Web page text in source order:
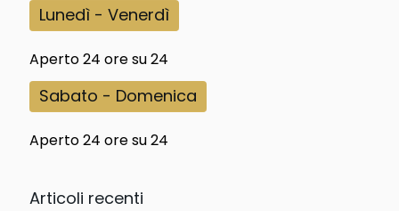
Lunedì - Venerdì
Aperto 24 ore su 24
Sabato - Domenica
Aperto 24 ore su 24
Articoli recenti